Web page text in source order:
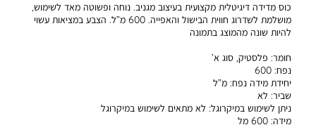
כוס מדידה דיגיטלית מקצועית בעיצוב מגניב. נוחה ופשוטה מאד לשימוש,
מושלמת לשדרוג חווית הבישול והאפייה. 600 מ”ל. הצבע במציאות עשוי
להיות שונה מהמוצג בתמונה
חומר: פלסטיק, סוג א’
נפח: 600
יחידת מידה נפח: מ”ל
שביר: לא
ניתן לשימוש במיקרוגל: לא מתאים לשימוש במיקרוגל
מידה: 600 מל